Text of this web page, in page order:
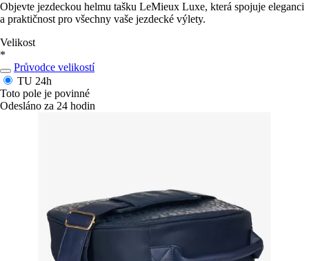
Objevte jezdeckou helmu tašku LeMieux Luxe, která spojuje eleganci
a praktičnost pro všechny vaše jezdecké výlety.
Velikost
*
Průvodce velikostí
TU 24h
Toto pole je povinné
Odesláno za 24 hodin